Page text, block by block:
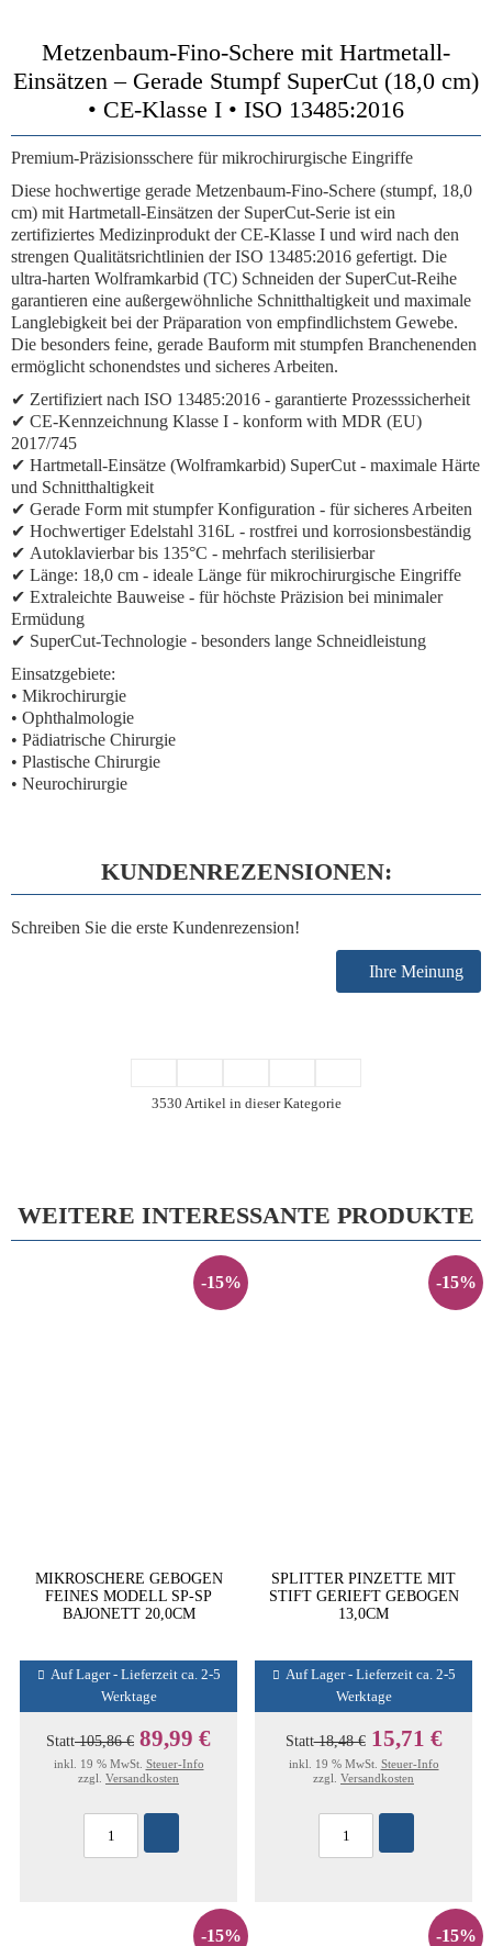
Metzenbaum-Fino-Schere mit Hartmetall-
Einsätzen – Gerade Stumpf SuperCut (18,0 cm)
• CE-Klasse I • ISO 13485:2016
Premium-Präzisionsschere für mikrochirurgische Eingriffe
Diese hochwertige gerade Metzenbaum-Fino-Schere (stumpf, 18,0
cm) mit Hartmetall-Einsätzen der SuperCut-Serie ist ein
zertifiziertes Medizinprodukt der CE-Klasse I und wird nach den
strengen Qualitätsrichtlinien der ISO 13485:2016 gefertigt. Die
ultra-harten Wolframkarbid (TC) Schneiden der SuperCut-Reihe
garantieren eine außergewöhnliche Schnitthaltigkeit und maximale
Langlebigkeit bei der Präparation von empfindlichstem Gewebe.
Die besonders feine, gerade Bauform mit stumpfen Branchenenden
ermöglicht schonendstes und sicheres Arbeiten.
✔ Zertifiziert nach ISO 13485:2016 - garantierte Prozesssicherheit
✔ CE-Kennzeichnung Klasse I - konform with MDR (EU)
2017/745
✔ Hartmetall-Einsätze (Wolframkarbid) SuperCut - maximale Härte
und Schnitthaltigkeit
✔ Gerade Form mit stumpfer Konfiguration - für sicheres Arbeiten
✔ Hochwertiger Edelstahl 316L - rostfrei und korrosionsbeständig
✔ Autoklavierbar bis 135°C - mehrfach sterilisierbar
✔ Länge: 18,0 cm - ideale Länge für mikrochirurgische Eingriffe
✔ Extraleichte Bauweise - für höchste Präzision bei minimaler
Ermüdung
✔ SuperCut-Technologie - besonders lange Schneidleistung
Einsatzgebiete:
• Mikrochirurgie
• Ophthalmologie
• Pädiatrische Chirurgie
• Plastische Chirurgie
• Neurochirurgie
KUNDENREZENSIONEN:
Schreiben Sie die erste Kundenrezension!
Ihre Meinung
3530 Artikel in dieser Kategorie
WEITERE INTERESSANTE PRODUKTE
-15%
MIKROSCHERE GEBOGEN
FEINES MODELL SP-SP
BAJONETT 20,0CM
Auf Lager - Lieferzeit ca. 2-5
Werktage
Statt105,86 € 89,99 €
inkl. 19 % MwSt. Steuer-Info
zzgl. Versandkosten
-15%
SPLITTER PINZETTE MIT
STIFT GERIEFT GEBOGEN
13,0CM
Auf Lager - Lieferzeit ca. 2-5
Werktage
Statt18,48 € 15,71 €
inkl. 19 % MwSt. Steuer-Info
zzgl. Versandkosten
-15% -15%